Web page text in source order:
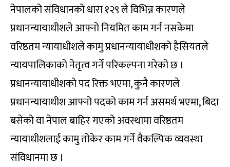
नेपालको संविधानको धारा १२९ ले विभिन्न कारणले
प्रधानन्यायाधीशले आफ्नो नियमित काम गर्न नसकेमा
वरिष्ठतम न्यायाधीशले कामु प्रधानन्यायाधीशको हैसियतले
न्यायपालिकाको नेतृत्व गर्ने परिकल्पना गरेको छ ।
प्रधानन्यायाधीशको पद रिक्त भएमा, कुनै कारणले
प्रधानन्यायाधीश आफ्नो पदको काम गर्न असमर्थ भएमा, बिदा
बसेको वा नेपाल बाहिर गएको अवस्थामा वरिष्ठतम
न्यायाधीशलाई कामु तोकेर काम गर्ने वैकल्पिक व्यवस्था
संविधानमा छ ।